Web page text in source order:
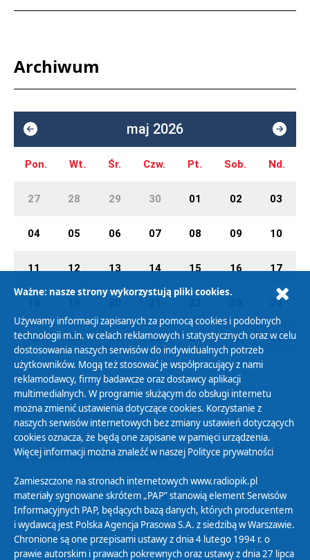
Archiwum
maj 2026
Pon. Wt. Śr. Czw. Pt. Sob. Nd.
27 28 29 30 01 02 03
04 05 06 07 08 09 10
11 12 13 14 15 16 17
24
25 26 27 28 29 30 31
Polityka Prywatności
Zasady korzystania z Serwisu
Organizacje Pożytku Publicznego
Cyfryzacja DAB+
Polityka ochrony danych osobowych
Abonament
Zamówienia publiczne
Ważne: nasze strony wykorzystują pliki cookies.
Używamy informacji zapisanych za pomocą cookies i podobnych
technologii m.in. w celach reklamowych i statystycznych oraz w celu
dostosowania naszych serwisów do indywidualnych potrzeb
użytkowników. Mogą też stosować je współpracujący z nami
reklamodawcy, firmy badawcze oraz dostawcy aplikacji
multimedialnych. W programie służącym do obsługi internetu
można zmienić ustawienia dotyczące cookies. Korzystanie z
naszych serwisów internetowych bez zmiany ustawień dotyczących
cookies oznacza, że będą one zapisane w pamięci urządzenia.
Więcej informacji można znaleźć w naszej Polityce prywatności
Zamieszczone na stronach internetowych www.radiopik.pl
materiały sygnowane skrótem „PAP” stanowią element Serwisów
Informacyjnych PAP, będących bazą danych, których producentem
i wydawcą jest Polska Agencja Prasowa S.A. z siedzibą w Warszawie.
Chronione są one przepisami ustawy z dnia 4 lutego 1994 r. o
prawie autorskim i prawach pokrewnych oraz ustawy z dnia 27 lipca